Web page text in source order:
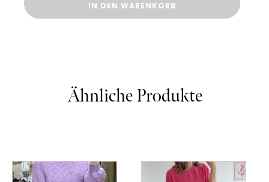
Menge
IN DEN WARENKORB
Ähnliche Produkte
Dieses
Dieses